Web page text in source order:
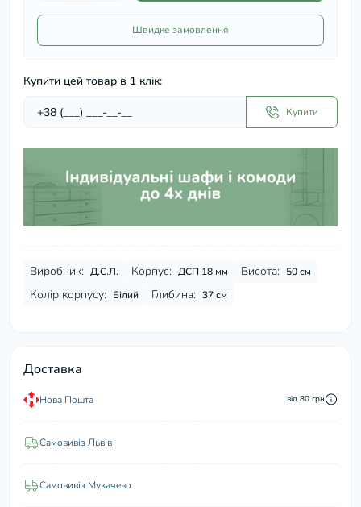
Швидке замовлення
Купити цей товар в 1 клік:
Купити
Виробник: Д.С.Л. Корпус: ДСП 18 мм Висота: 50 см
Колір корпусу: Білий Глибина: 37 см
Доставка
Нова Пошта від 80 грн
Самовивіз Львів
Самовивіз Мукачево